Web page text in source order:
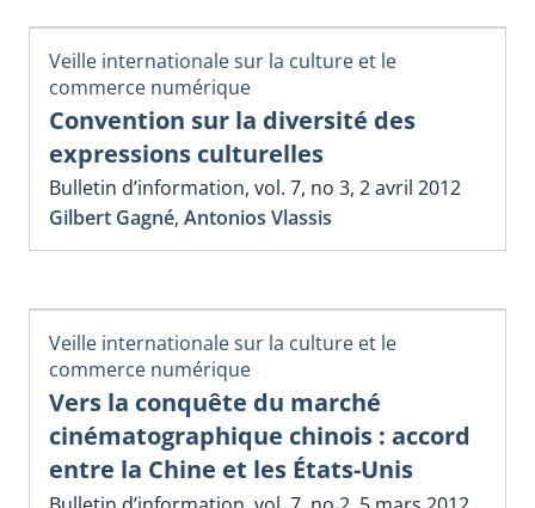
Veille internationale sur la culture et le
commerce numérique
Convention sur la diversité des
expressions culturelles
Bulletin d’information, vol. 7, no 3, 2 avril 2012
Gilbert Gagné, Antonios Vlassis
Veille internationale sur la culture et le
commerce numérique
Vers la conquête du marché
cinématographique chinois : accord
entre la Chine et les États-Unis